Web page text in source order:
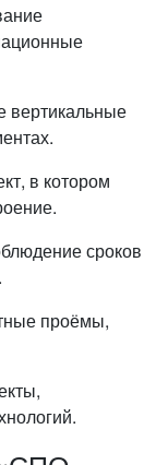
вертикальные
в котором
сроков
проёмы,